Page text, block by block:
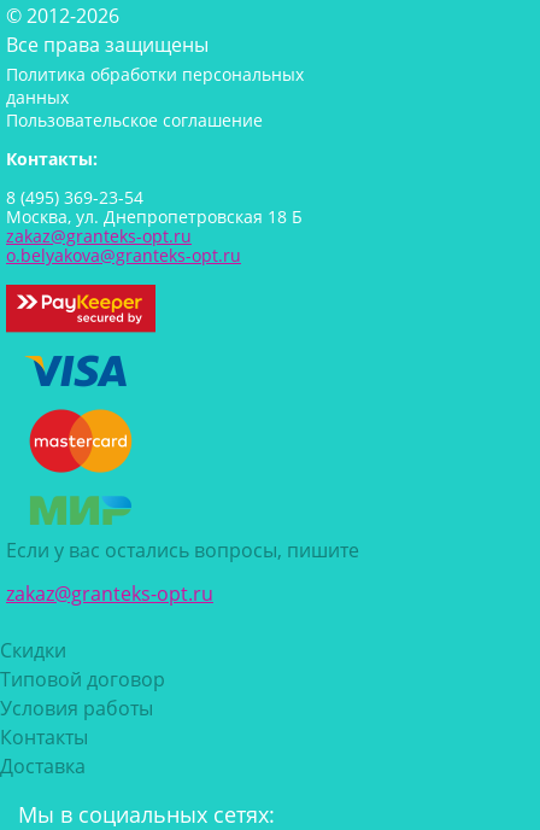
© 2012-2026
Все права защищены
Политика обработки персональных
данных
Пользовательское соглашение
Контакты:
8 (495) 369-23-54
Москва, ул. Днепропетровская 18 Б
zakaz@granteks-opt.ru
o.belyakova@granteks-opt.ru
Если у вас остались вопросы, пишите
zakaz@granteks-opt.ru
Скидки
Типовой договор
Условия работы
Контакты
Доставка
Мы в социальных сетях: